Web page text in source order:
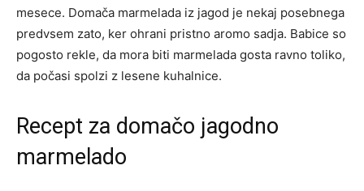
mesece. Domača marmelada iz jagod je nekaj posebnega
predvsem zato, ker ohrani pristno aromo sadja. Babice so
pogosto rekle, da mora biti marmelada gosta ravno toliko,
da počasi spolzi z lesene kuhalnice.
Recept za domačo jagodno
marmelado